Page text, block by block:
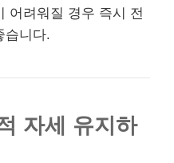
어려워질 경우 즉시 전
습니다.
자세 유지하